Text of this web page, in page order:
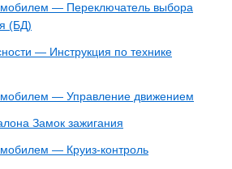
— Переключатель выбора
(БД)
— Инструкция по технике
— Управление движением
Замок зажигания
— Круиз-контроль